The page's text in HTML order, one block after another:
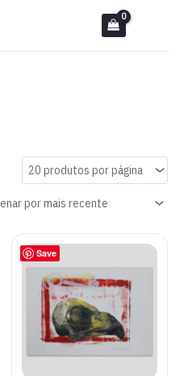
Classificado
recente
Save